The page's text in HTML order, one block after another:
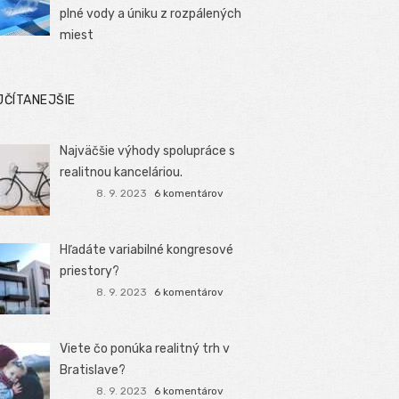
plné vody a úniku z rozpálených
miest
Najväčšie výhody spolupráce s
realitnou kanceláriou.
8. 9. 2023 6 komentárov
Hľadáte variabilné kongresové
priestory?
8. 9. 2023 6 komentárov
Viete čo ponúka realitný trh v
Bratislave?
8. 9. 2023 6 komentárov